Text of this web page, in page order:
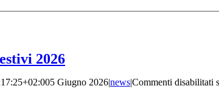
2026
5 Giugno 2026|news|Commenti disabilitati